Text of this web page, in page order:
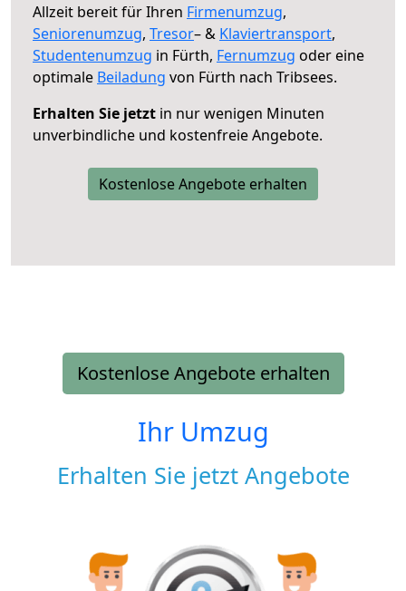
Allzeit bereit für Ihren Firmenumzug,
Seniorenumzug, Tresor– & Klaviertransport,
Studentenumzug in Fürth, Fernumzug oder eine
optimale Beiladung von Fürth nach Tribsees.
Erhalten Sie jetzt in nur wenigen Minuten
unverbindliche und kostenfreie Angebote.
Kostenlose Angebote erhalten
Kostenlose Angebote erhalten
Ihr Umzug
Erhalten Sie jetzt Angebote